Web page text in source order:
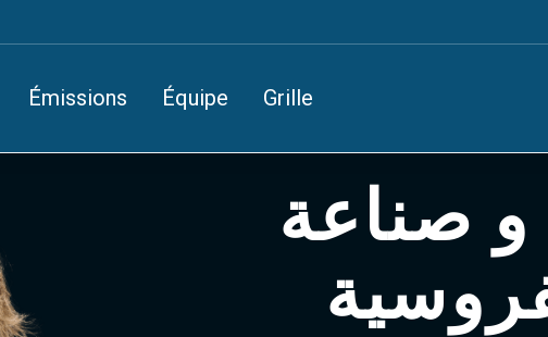
Émissions Équipe Grille
و صناعة